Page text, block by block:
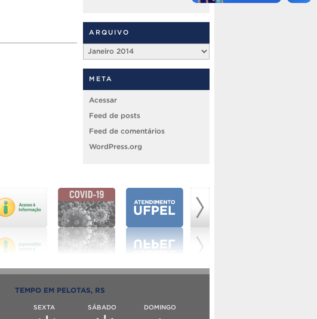
ARQUIVO
Arquivo
META
Acessar
Feed de posts
Feed de comentários
WordPress.org
TEMPO EM PELOTAS, RS
SEXTA SÁBADO DOMINGO